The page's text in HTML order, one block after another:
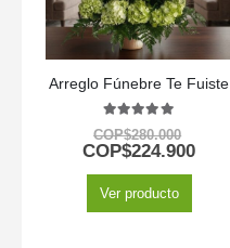
Arreglo Fúnebre Te Fuiste
5.00 out of 5
COP$280.000
COP$224.900
Ver producto